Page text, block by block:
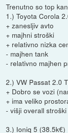
Trenutno so top
1.) Toyota Corola
+ zanesljiv avto
+ majhni stroški
+ relativno nizka
- majhen tank
- relativno majhen
2.) VW Passat 2.0
+ Dobro se vozi
+ ima veliko
- višji overall
3.) Ioniq 5 (38.5k€)